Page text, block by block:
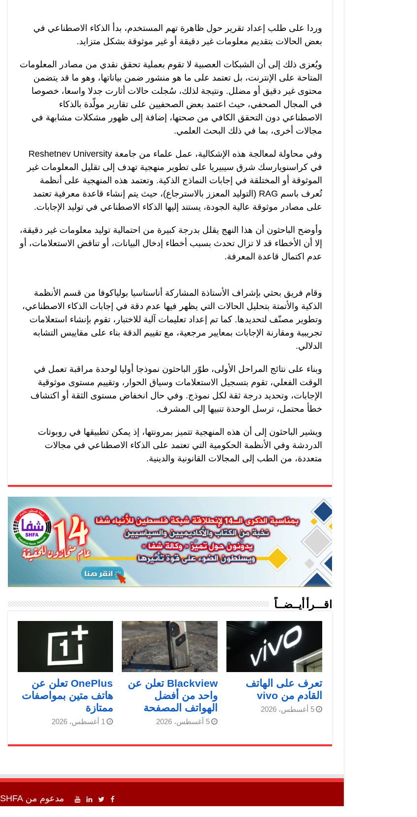
وردا على طلب إعداد تقرير حول ظاهرة تهم المستخدم، بدأ الذكاء الاصطناعي في
بعض الحالات بتقديم معلومات غير دقيقة أو غير موثوقة بشكل متزايد.
ويُعزى ذلك إلى أن الشبكات العصبية لا تقوم بعملية تحقق نقدي من مصادر المعلومات
المتاحة على الإنترنت، بل تعتمد على ما هو منشور ضمن بياناتها، وهو ما قد يتضمن
محتوى غير دقيق أو مضلل. ونتيجة لذلك، سُجلت حالات أثارت جدلا واسعا، خصوصا
في المجال الصحفي، حيث اعتمد بعض الصحفيين على تقارير مولّدة بالذكاء
الاصطناعي دون التحقق الكافي من صحتها، إضافة إلى ظهور مشكلات مشابهة في
مجالات أخرى، بما في ذلك البحث العلمي.
وفي محاولة لمعالجة هذه الإشكالية، عمل علماء من جامعة Reshetnev University
في كراسنويارسك شرق سيبيريا على تطوير منهجية تهدف إلى تقليل المعلومات غير
الموثوقة أو المختلقة في إجابات النماذج الذكية. وتعتمد هذه المنهجية على أنظمة
تُعرف باسم RAG (التوليد المعزز بالاسترجاع)، حيث يتم إنشاء قاعدة معرفية تعتمد
على مصادر موثوقة عالية الجودة، يستند إليها الذكاء الاصطناعي في توليد الإجابات.
وأوضح الباحثون أن هذا النهج يقلل بدرجة كبيرة من احتمالية توليد معلومات غير دقيقة،
إلا أن الأخطاء قد لا تزال تحدث بسبب أخطاء إدخال البيانات، أو تناقض الاستعلامات، أو
عدم اكتمال قاعدة المعرفة.
وقام فريق بحثي بإشراف الأستاذة المشاركة أناستاسيا بولياكوفا من قسم الأنظمة
الذكية والأتمتة بتحليل الحالات التي يظهر فيها عدم دقة في إجابات الذكاء الاصطناعي،
وتطوير مصنّف لتحديدها. كما تم إعداد تعليمات آلية للاختبار، تقوم بإنشاء استعلامات
تجريبية ومقارنة الإجابات بمعايير مرجعية، مع تقييم الدقة بناء على مقاييس التشابه
الدلالي.
وبناء على نتائج المراحل الأولى، طوّر الباحثون نموذجا أوليا لوحدة مراقبة تعمل في
الوقت الفعلي، تقوم بتسجيل الاستعلامات وسياق الحوار، وتقييم مستوى موثوقية
الإجابات، وتحديد درجة ثقة لكل نموذج. وفي حال انخفاض مستوى الثقة أو اكتشاف
خطأ محتمل، ترسل الوحدة تنبيها إلى المشرف.
ويشير الباحثون إلى أن هذه المنهجية تتميز بمرونتها، إذ يمكن تطبيقها في روبوتات
الدردشة وفي الأنظمة الحكومية التي تعتمد على الذكاء الاصطناعي في مجالات
متعددة، من الطب إلى المجالات القانونية والدينية.
اقـــرأ أيــضــاً
تعرف على الهاتف
القادم من vivo
5 أغسطس، 2026
Blackview تعلن عن
واحد من أفضل
الهواتف المصفحة
5 أغسطس، 2026
OnePlus تعلن عن
هاتف متين بمواصفات
ممتازة
1 أغسطس، 2026
مدعوم منSHFA شفا